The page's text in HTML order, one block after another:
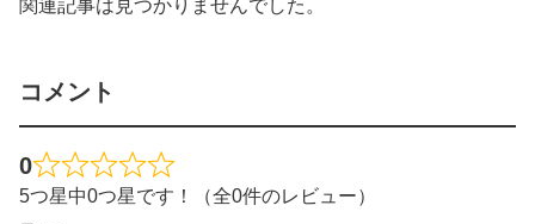
関連記事は見つかりませんでした。
コメント
0
5つ星中0つ星です！（全0件のレビュー）